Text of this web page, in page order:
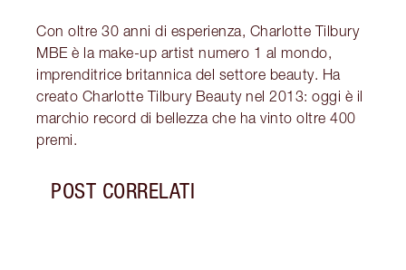
Con oltre 30 anni di esperienza, Charlotte Tilbury
MBE è la make-up artist numero 1 al mondo,
imprenditrice britannica del settore beauty. Ha
creato Charlotte Tilbury Beauty nel 2013: oggi è il
marchio record di bellezza che ha vinto oltre 400
premi.
POST CORRELATI